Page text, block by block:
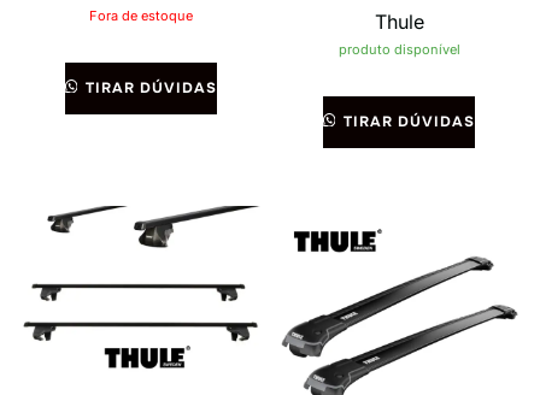
Fora de estoque
TIRAR DÚVIDAS
Thule
produto disponível
TIRAR DÚVIDAS